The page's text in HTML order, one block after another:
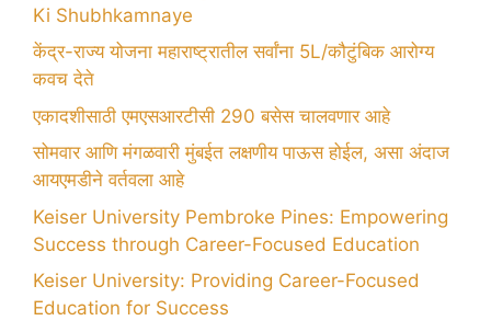
Ki Shubhkamnaye
केंद्र-राज्य योजना महाराष्ट्रातील सर्वांना 5L/कौटुंबिक आरोग्य
कवच देते
एकादशीसाठी एमएसआरटीसी 290 बसेस चालवणार आहे
सोमवार आणि मंगळवारी मुंबईत लक्षणीय पाऊस होईल, असा अंदाज
आयएमडीने वर्तवला आहे
Keiser University Pembroke Pines: Empowering
Success through Career-Focused Education
Keiser University: Providing Career-Focused
Education for Success